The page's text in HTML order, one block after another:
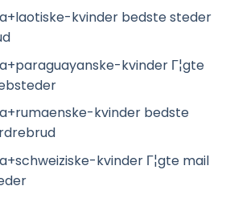
kvinder bedste steder
kvinder Г¦gte
kvinder bedste
kvinder Г¦gte mail